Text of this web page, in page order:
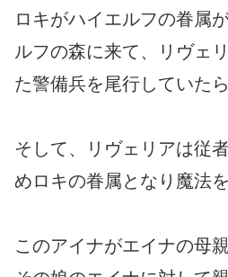
ロキがハイエルフの眷属
ルフの森に来て、リヴェ
た警備兵を尾行していたら
そして、リヴェリアは従
めロキの眷属となり魔法を
このアイナがエイナの母親